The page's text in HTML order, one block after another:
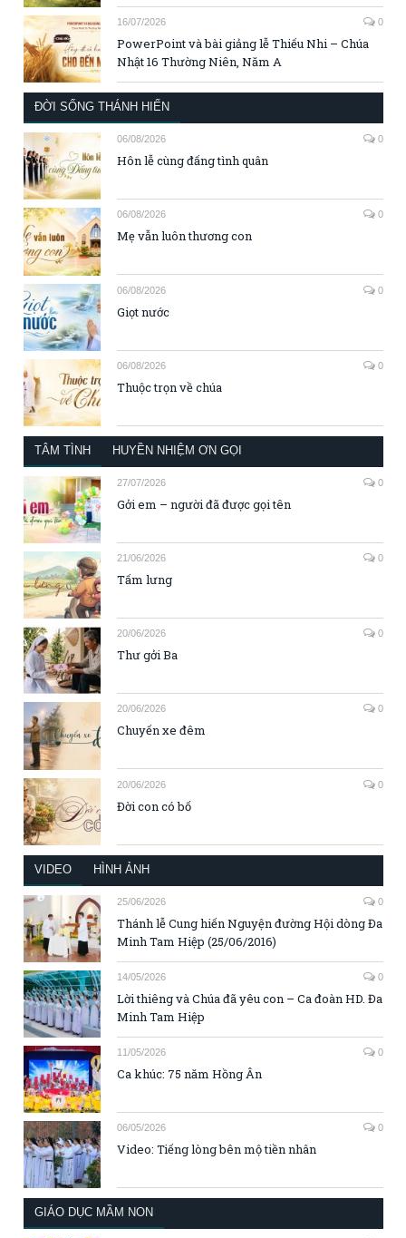
16/07/2026 0
PowerPoint và bài giảng lễ Thiếu Nhi – Chúa
Nhật 16 Thường Niên, Năm A
ĐỜI SỐNG THÁNH HIẾN
06/08/2026 0
Hôn lễ cùng đấng tình quân
06/08/2026 0
Mẹ vẫn luôn thương con
06/08/2026 0
Giọt nước
06/08/2026 0
Thuộc trọn về chúa
TÂM TÌNH HUYỀN NHIỆM ƠN GỌI
27/07/2026 0
Gởi em – người đã được gọi tên
21/06/2026 0
Tấm lưng
20/06/2026 0
Thư gởi Ba
20/06/2026 0
Chuyến xe đêm
20/06/2026 0
Đời con có bố
VIDEO HÌNH ẢNH
25/06/2026 0
Thánh lễ Cung hiến Nguyện đường Hội dòng Đa
Minh Tam Hiệp (25/06/2016)
14/05/2026 0
Lời thiêng và Chúa đã yêu con – Ca đoàn HD. Đa
Minh Tam Hiệp
11/05/2026 0
Ca khúc: 75 năm Hồng Ân
06/05/2026 0
Video: Tiếng lòng bên mộ tiền nhân
GIÁO DỤC MẦM NON